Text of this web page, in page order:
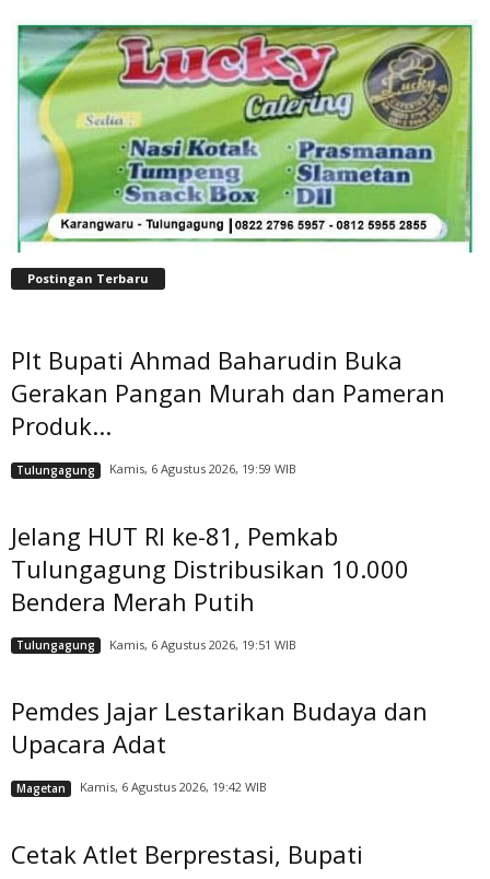
Postingan Terbaru
Plt Bupati Ahmad Baharudin Buka
Gerakan Pangan Murah dan Pameran
Produk...
Tulungagung Kamis, 6 Agustus 2026, 19:59 WIB
Jelang HUT RI ke-81, Pemkab
Tulungagung Distribusikan 10.000
Bendera Merah Putih
Tulungagung Kamis, 6 Agustus 2026, 19:51 WIB
Pemdes Jajar Lestarikan Budaya dan
Upacara Adat
Magetan Kamis, 6 Agustus 2026, 19:42 WIB
Cetak Atlet Berprestasi, Bupati